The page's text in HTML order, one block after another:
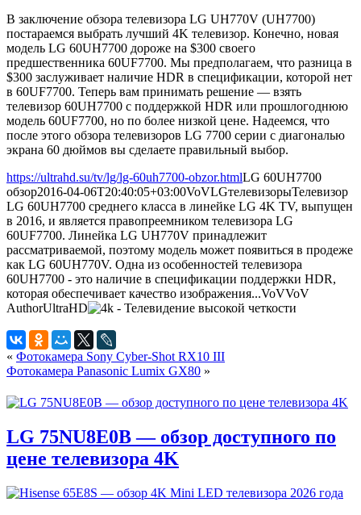
В заключение обзора телевизора LG UH770V (UH7700)
постараемся выбрать лучший 4K телевизор. Конечно, новая
модель LG 60UH7700 дороже на $300 своего
предшественника 60UF7700. Мы предполагаем, что разница в
$300 заслуживает наличие HDR в спецификации, которой нет
в 60UF7700. Теперь вам принимать решение — взять
телевизор 60UH7700 с поддержкой HDR или прошлогоднюю
модель 60UF7700, но по более низкой цене. Надеемся, что
после этого обзора телевизоров LG 7700 серии с диагональю
экрана 60 дюймов вы сделаете правильный выбор.
https://ultrahd.su/tv/lg/lg-60uh7700-obzor.htmlLG 60UH7700
обзор2016-04-06T20:40:05+03:00VoVLGтелевизорыТелевизор
LG 60UH7700 среднего класса в линейке LG 4K TV, выпущен
в 2016, и является правопреемником телевизора LG
60UF7700. Линейка LG UH770V принадлежит
рассматриваемой, поэтому модель может появиться в продеже
как LG 60UH770V. Одна из особенностей телевизора
60UH7700 - это наличие в спецификации поддержки HDR,
которая обеспечивает качество изображения...VoVVoV
AuthorUltraHD
« Фотокамера Sony Cyber-Shot RX10 III
Фотокамера Panasonic Lumix GX80 »
LG 75NU8E0B — обзор доступного по
цене телевизора 4K